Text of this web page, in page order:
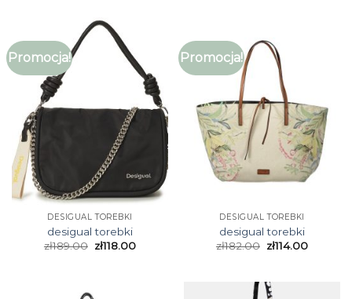
Promocja!
DESIGUAL TOREBKI
desigual torebki
zł189.00 zł118.00
Promocja!
DESIGUAL TOREBKI
desigual torebki
zł182.00 zł114.00